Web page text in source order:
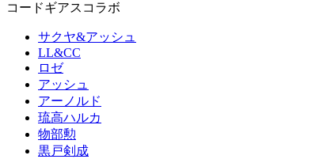
コードギアスコラボ
サクヤ&アッシュ
LL&CC
ロゼ
アッシュ
アーノルド
琉高ハルカ
物部勲
黒戸剣成